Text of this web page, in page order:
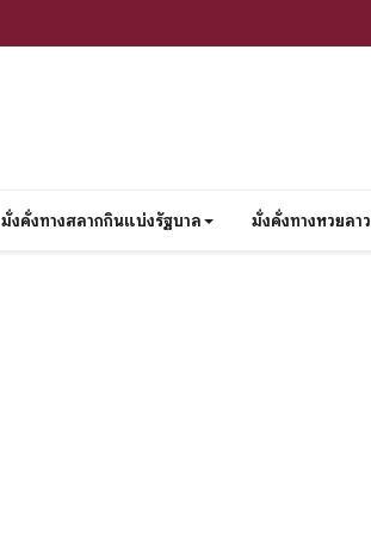
มั่งคั่งทางสลากกินแบ่งรัฐบาล มั่งคั่งทางหวยลาว